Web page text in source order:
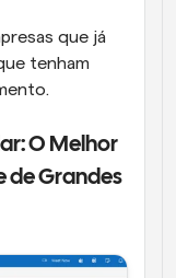
que já
tenham
O Melhor
de Grandes